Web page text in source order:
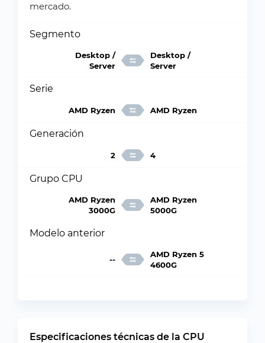
mercado.
Segmento
Desktop /
Server
Desktop /
Server
Serie
AMD Ryzen AMD Ryzen
Generación
2 4
Grupo CPU
AMD Ryzen
3000G
AMD Ryzen
5000G
Modelo anterior
--
AMD Ryzen 5
4600G
Especificaciones técnicas de la CPU